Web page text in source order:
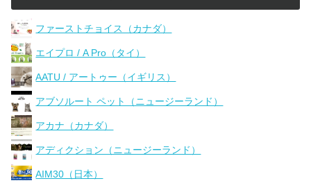
ファーストチョイス（カナダ）
エイプロ / A Pro（タイ）
AATU / アートゥー（イギリス）
アブソルート ペット（ニュージーランド）
アカナ（カナダ）
アディクション（ニュージーランド）
AIM30（日本）